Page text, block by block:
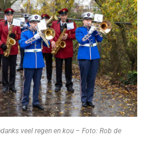
veel regen en kou – Foto: Rob de